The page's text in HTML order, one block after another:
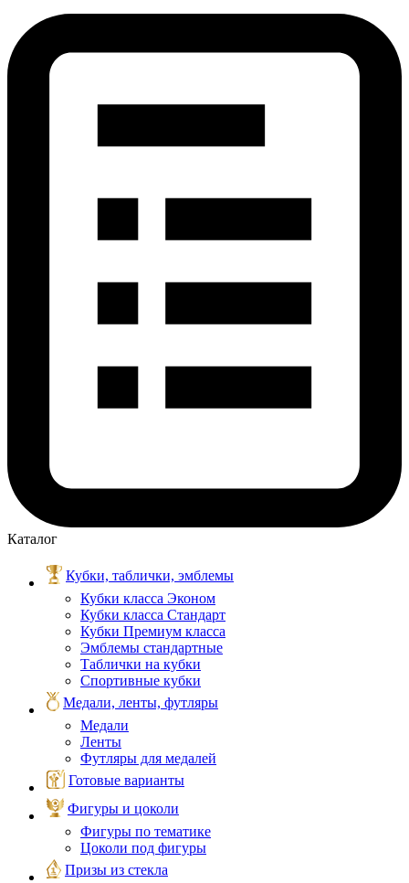
Каталог
Кубки, таблички, эмблемы
Кубки класса Эконом
Кубки класса Стандарт
Кубки Премиум класса
Эмблемы стандартные
Таблички на кубки
Спортивные кубки
Медали, ленты, футляры
Медали
Ленты
Футляры для медалей
Готовые варианты
Фигуры и цоколи
Фигуры по тематике
Цоколи под фигуры
Призы из стекла